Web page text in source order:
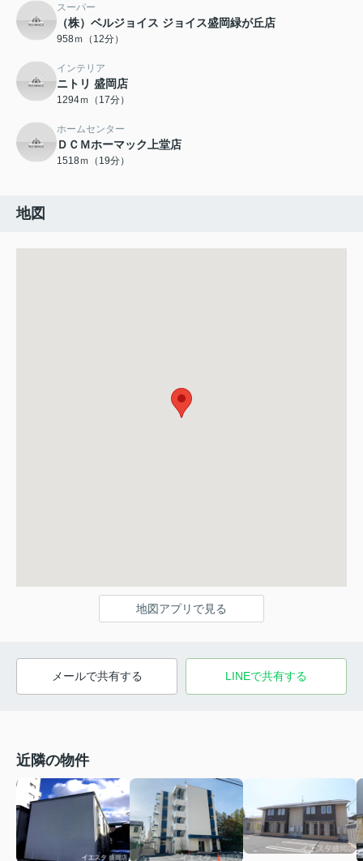
スーパー
（株）ベルジョイス ジョイス盛岡緑が丘店
958ｍ（12分）
インテリア
ニトリ 盛岡店
1294ｍ（17分）
ホームセンター
ＤＣＭホーマック上堂店
1518ｍ（19分）
地図
地図アプリで見る
メールで共有する LINEで共有する
近隣の物件